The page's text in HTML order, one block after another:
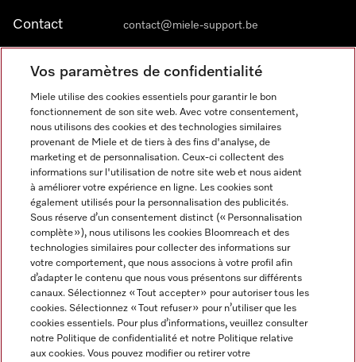
Contact contact@miele-support.be
Langue
FRANÇAIS
Informations légales
CGV
Protection des données
Miele sur Facebook
Miele sur Youtube
Miele sur Instagram
Miele sur Pinterest
Vos paramètres de confidentialité
Miele utilise des cookies essentiels pour garantir le bon
fonctionnement de son site web. Avec votre consentement,
nous utilisons des cookies et des technologies similaires
provenant de Miele et de tiers à des fins d'analyse, de
marketing et de personnalisation. Ceux-ci collectent des
informations sur l'utilisation de notre site web et nous aident
à améliorer votre expérience en ligne. Les cookies sont
également utilisés pour la personnalisation des publicités.
Sous réserve d’un consentement distinct (« Personnalisation
complète »), nous utilisons les cookies Bloomreach et des
technologies similaires pour collecter des informations sur
votre comportement, que nous associons à votre profil afin
d’adapter le contenu que nous vous présentons sur différents
canaux. Sélectionnez « Tout accepter » pour autoriser tous les
cookies. Sélectionnez « Tout refuser » pour n’utiliser que les
cookies essentiels. Pour plus d’informations, veuillez consulter
notre Politique de confidentialité et notre Politique relative
aux cookies. Vous pouvez modifier ou retirer votre